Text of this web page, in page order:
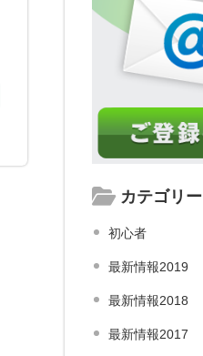
カテゴリー
初心者
最新情報2019
最新情報2018
最新情報2017